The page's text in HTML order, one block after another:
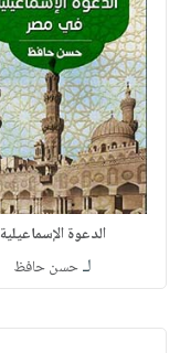
الدعوة الإسماعيلية
لـحسن حافظ